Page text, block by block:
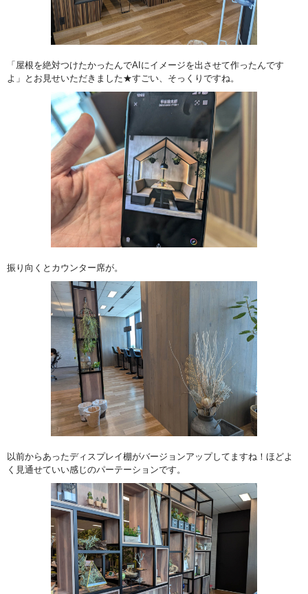
「屋根を絶対つけたかったんでAIにイメージを出させて作ったんです
よ」とお見せいただきました★すごい、そっくりですね。
振り向くとカウンター席が。
以前からあったディスプレイ棚がバージョンアップしてますね！ほどよ
く見通せていい感じのパーテーションです。